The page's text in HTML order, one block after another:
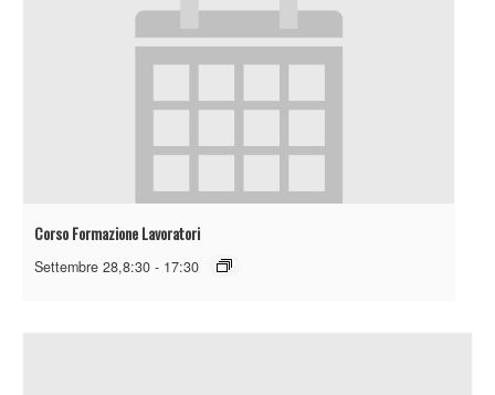
Corso Formazione Lavoratori
Settembre 28,8:30 - 17:30